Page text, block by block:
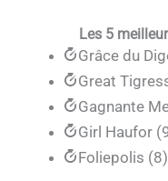
Les 5
Grâce du
Great
Gagnante
Girl Haufor
Foliepolis (8)